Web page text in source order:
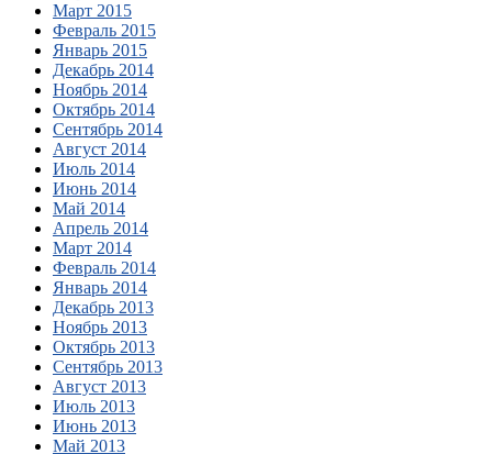
Март 2015
Февраль 2015
Январь 2015
Декабрь 2014
Ноябрь 2014
Октябрь 2014
Сентябрь 2014
Август 2014
Июль 2014
Июнь 2014
Май 2014
Апрель 2014
Март 2014
Февраль 2014
Январь 2014
Декабрь 2013
Ноябрь 2013
Октябрь 2013
Сентябрь 2013
Август 2013
Июль 2013
Июнь 2013
Май 2013